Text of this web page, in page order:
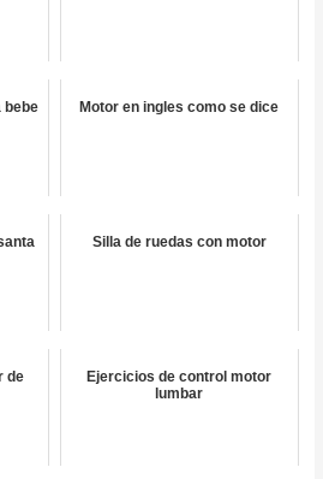
bebe
Motor en ingles como se dice
Silla de ruedas con motor
de
Ejercicios de control motor
lumbar